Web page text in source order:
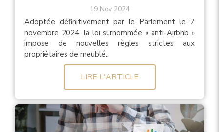
19 Nov 2024
Adoptée définitivement par le Parlement le 7
novembre 2024, la loi surnommée « anti-Airbnb »
impose de nouvelles règles strictes aux
propriétaires de meublé...
LIRE L'ARTICLE